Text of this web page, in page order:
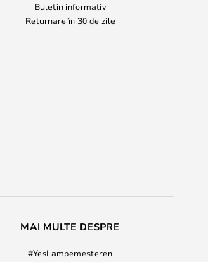
Buletin informativ
Returnare în 30 de zile
MAI MULTE DESPRE
#YesLampemesteren